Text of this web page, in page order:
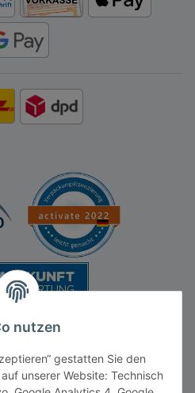
nutzen
gestatten Sie den
unserer Website: Technisch